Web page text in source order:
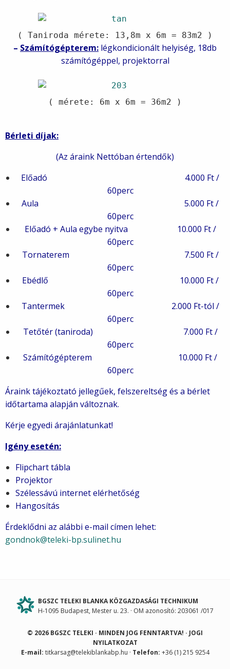
( Taniroda mérete: 13,8m x 6m = 83m2 )
– Számítógépterem: légkondicionált helyiség, 18db
számítógéppel, projektorral
( mérete: 6m x 6m = 36m2 )
Bérleti díjak:
(Az áraink Nettóban értendők)
Előadó 4.000 Ft /
60perc
Aula 5.000 Ft /
60perc
Előadó + Aula egybe nyitva 10.000 Ft /
60perc
Tornaterem 7.500 Ft /
60perc
Ebédlő 10.000 Ft /
60perc
Tantermek 2.000 Ft-tól /
60perc
Tetőtér (taniroda) 7.000 Ft /
60perc
Számítógépterem 10.000 Ft /
60perc
Áraink tájékoztató jellegűek, felszereltség és a bérlet
időtartama alapján változnak.
Kérje egyedi árajánlatunkat!
Igény esetén:
Flipchart tábla
Projektor
Szélessávú internet elérhetőség
Hangosítás
Érdeklődni az alábbi e-mail címen lehet:
gondnok@teleki-bp.sulinet.hu
BGSZC TELEKI BLANKA KÖZGAZDASÁGI TECHNIKUM
H-1095 Budapest, Mester u. 23. · OM azonosító: 203061 /017
© 2026 BGSZC TELEKI · MINDEN JOG FENNTARTVA! · JOGI
NYILATKOZAT
E-mail: titkarsag@telekiblankabp.hu · Telefon: +36 (1) 215 9254